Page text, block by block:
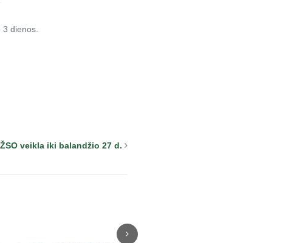
dienos.
ŽSO veikla iki balandžio 27 d.